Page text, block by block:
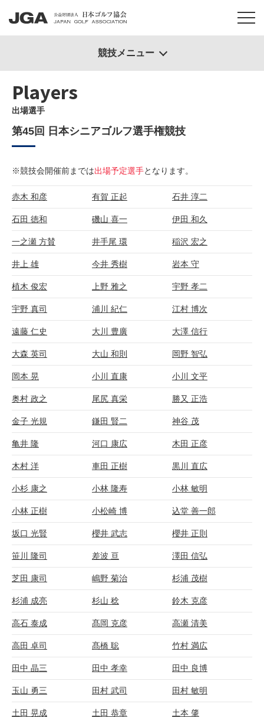
Players
出場選手
第45回 日本シニアゴルフ選手権競技
※競技会開催前までは出場予定選手となります。
赤木 和彦 有賀 正起 石井 淳二
石田 徳和 磯山 喜一 伊田 和久
一之瀬 方賛 井手尾 環 稲沢 宏之
井上 雄 今井 秀樹 岩本 守
植木 俊宏 上野 雅之 宇野 孝二
宇野 真司 浦川 紀仁 江村 博次
遠藤 仁史 大川 豊廣 大澤 信行
大森 英司 大山 和則 岡野 智弘
岡本 晃 小川 直康 小川 文平
奥村 政之 尾尻 真栄 勝又 正浩
金子 光規 鎌田 賢二 神谷 茂
亀井 隆 河口 康広 木田 正彦
木村 洋 車田 正樹 黒川 直広
小杉 康之 小林 隆寿 小林 敏明
小林 正樹 小松崎 博 込堂 善一郎
坂口 光賢 櫻井 武志 櫻井 正則
笹川 隆司 差波 亘 澤田 信弘
芝田 康司 嶋野 菊治 杉浦 茂樹
杉浦 成亮 杉山 稔 鈴木 克彦
高石 泰成 髙岡 克彦 高瀬 清美
高田 卓司 髙橋 聡 竹村 満広
田中 晶三 田中 孝幸 田中 良博
玉山 勇三 田村 武司 田村 敏明
土田 晃成 土田 恭章 土本 肇
競技メニュー